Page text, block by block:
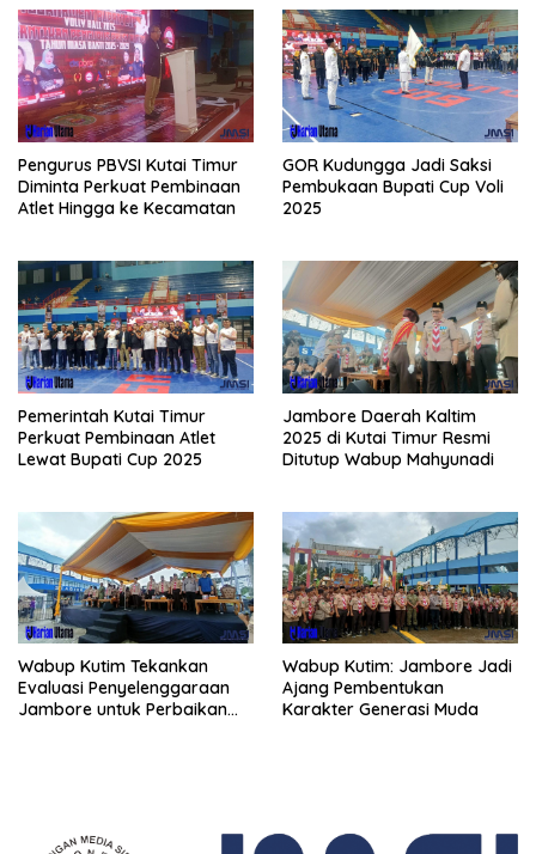
Pengurus PBVSI Kutai Timur
Diminta Perkuat Pembinaan
Atlet Hingga ke Kecamatan
GOR Kudungga Jadi Saksi
Pembukaan Bupati Cup Voli
2025
Pemerintah Kutai Timur
Perkuat Pembinaan Atlet
Lewat Bupati Cup 2025
Jambore Daerah Kaltim
2025 di Kutai Timur Resmi
Ditutup Wabup Mahyunadi
Wabup Kutim Tekankan
Evaluasi Penyelenggaraan
Jambore untuk Perbaikan
Wabup Kutim: Jambore Jadi
Ajang Pembentukan
Karakter Generasi Muda